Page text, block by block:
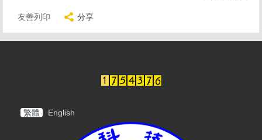
友善列印 分享
繁體 English